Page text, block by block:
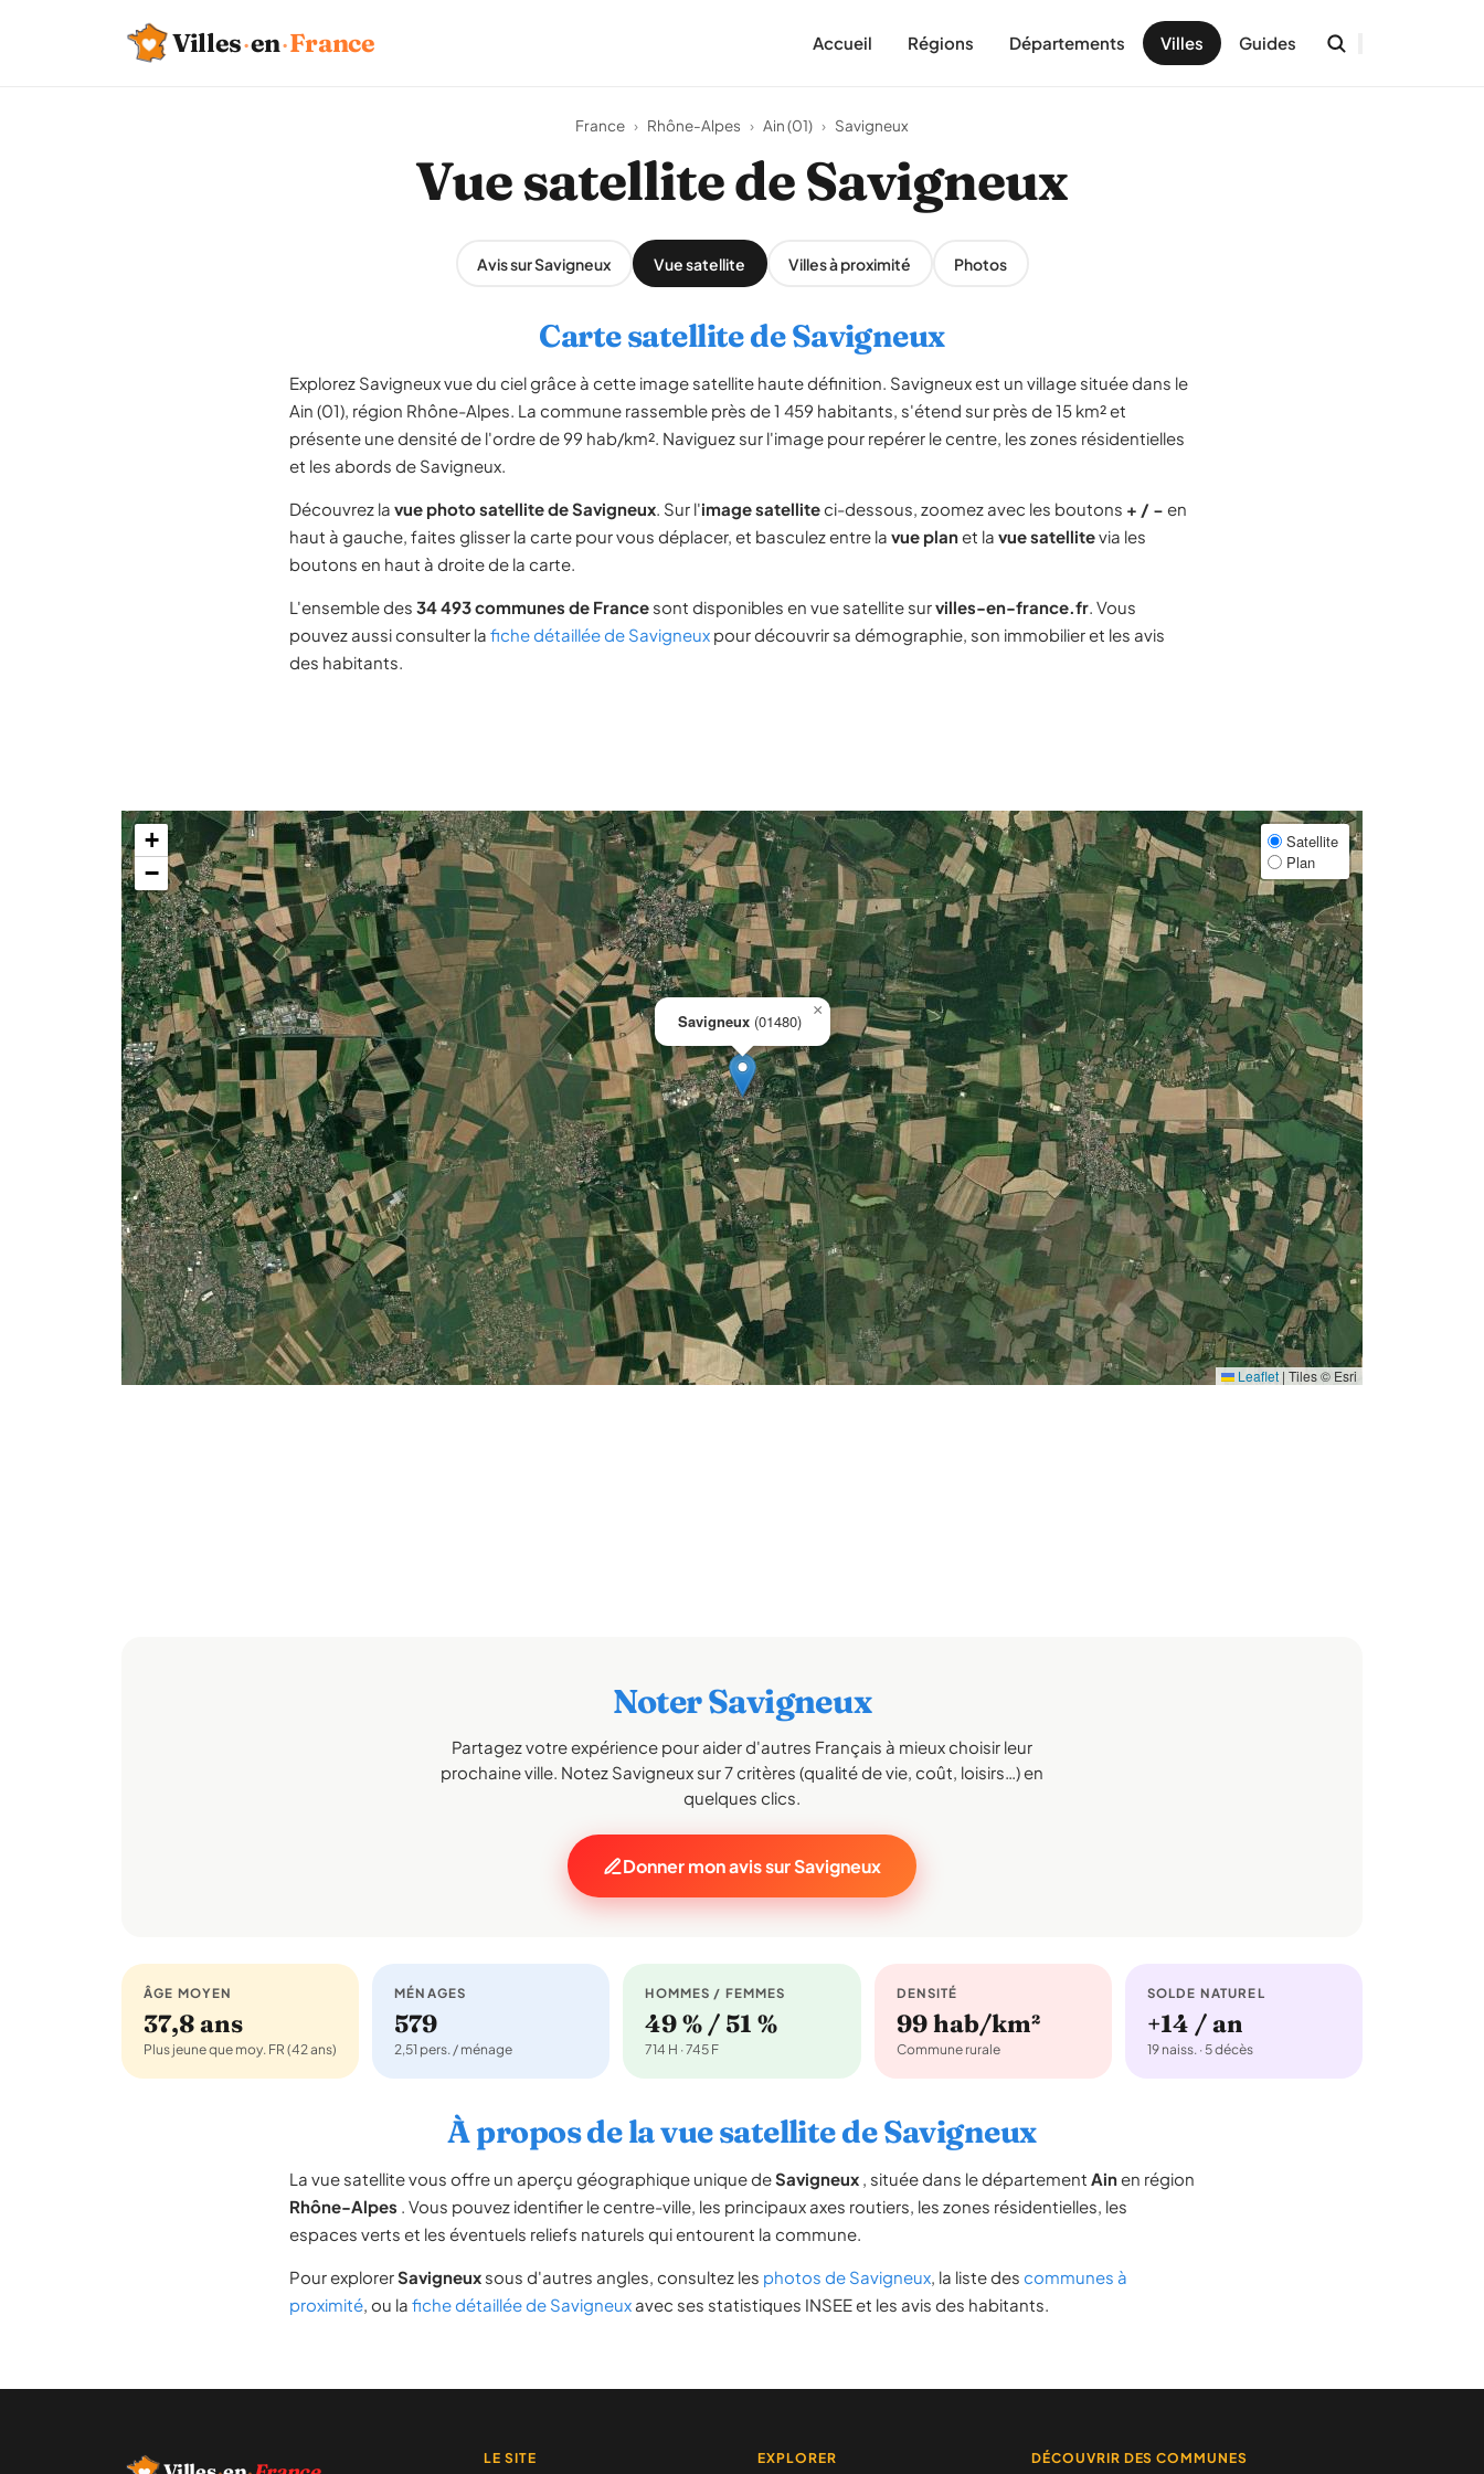
Villes·en·France Accueil Régions Départements Villes Guides
France › Rhône-Alpes › Ain (01) › Savigneux
Vue satellite de Savigneux
Avis sur Savigneux Vue satellite Villes à proximité Photos
Carte satellite de Savigneux
Explorez Savigneux vue du ciel grâce à cette image satellite haute définition. Savigneux est un village située dans le
Ain (01), région Rhône-Alpes. La commune rassemble près de 1 459 habitants, s'étend sur près de 15 km² et
présente une densité de l'ordre de 99 hab/km². Naviguez sur l'image pour repérer le centre, les zones résidentielles
et les abords de Savigneux.
Découvrez la vue photo satellite de Savigneux. Sur l'image satelliteci-dessous, zoomez avec les boutons + / − en
haut à gauche, faites glisser la carte pour vous déplacer, et basculez entre la vue planet la vue satellitevia les
boutons en haut à droite de la carte.
L'ensemble des 34 493 communes de France sont disponibles en vue satellite survilles-en-france.fr. Vous
pouvez aussi consulter la fiche détaillée de Savigneux pour découvrir sa démographie, son immobilier et les avis
des habitants.
Savigneux (01480)
×
+
−
Satellite
Plan
Leaflet | Tiles © Esri
Noter Savigneux
Partagez votre expérience pour aider d'autres Français à mieux choisir leur
prochaine ville. Notez Savigneux sur 7 critères (qualité de vie, coût, loisirs…) en
quelques clics.
Donner mon avis sur Savigneux
ÂGE MOYEN
37,8 ans
Plus jeune que moy. FR (42 ans)
MÉNAGES
579
2,51 pers. / ménage
HOMMES / FEMMES
49 % / 51 %
714 H · 745 F
DENSITÉ
99 hab/km²
Commune rurale
SOLDE NATUREL
+14 / an
19 naiss. · 5 décès
À propos de la vue satellite de Savigneux
La vue satellite vous offre un aperçu géographique unique deSavigneux , située dans le département Ainen région
Rhône-Alpes . Vous pouvez identifier le centre-ville, les principaux axes routiers, les zones résidentielles, les
espaces verts et les éventuels reliefs naturels qui entourent la commune.
Pour explorerSavigneux sous d'autres angles, consultez les photos de Savigneux, la liste des communes à
proximité, ou la fiche détaillée de Savigneux avec ses statistiques INSEE et les avis des habitants.
LE SITE EXPLORER DÉCOUVRIR DES COMMUNES